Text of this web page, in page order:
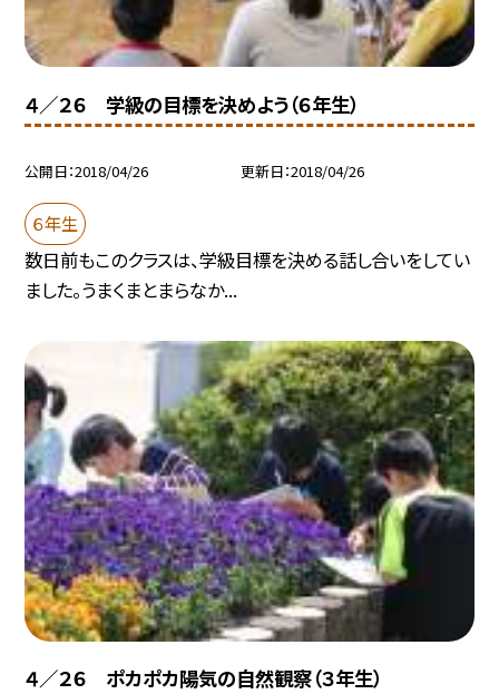
４／２６ 学級の目標を決めよう（６年生）
公開日 2018/04/26 更新日 2018/04/26
６年生
数日前もこのクラスは、学級目標を決める話し合いをしてい
ました。うまくまとまらなか...
４／２６ ポカポカ陽気の自然観察（３年生）